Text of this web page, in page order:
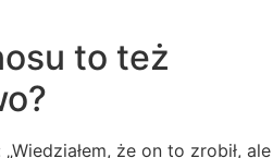
to też
że on to zrobił, ale